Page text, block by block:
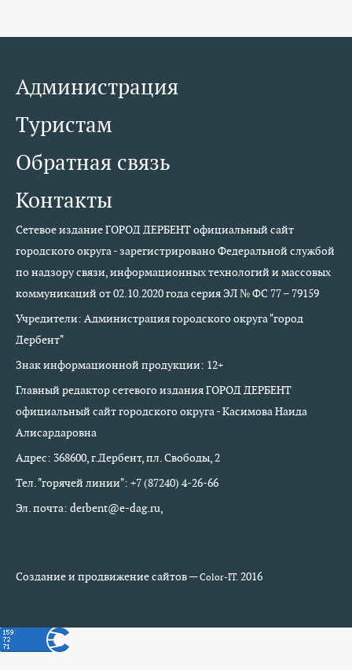
Администрация
Туристам
Обратная связь
Контакты
Сетевое издание ГОРОД ДЕРБЕНТ официальный сайт
городского округа - зарегистрировано Федеральной службой
по надзору связи, информационных технологий и массовых
коммуникаций от 02.10.2020 года серия ЭЛ № ФС 77 – 79159
Учредители: Администрация городского округа "город
Дербент"
Знак информационной продукции: 12+
Главный редактор сетевого издания ГОРОД ДЕРБЕНТ
официальный сайт городского округа - Касимова Наида
Алисардаровна
Адрес: 368600, г.Дербент, пл. Свободы, 2
Тел. "горячей линии": +7 (87240) 4-26-66
Эл. почта: derbent@e-dag.ru,
Создание и продвижение сайтов —Color-IT.2016